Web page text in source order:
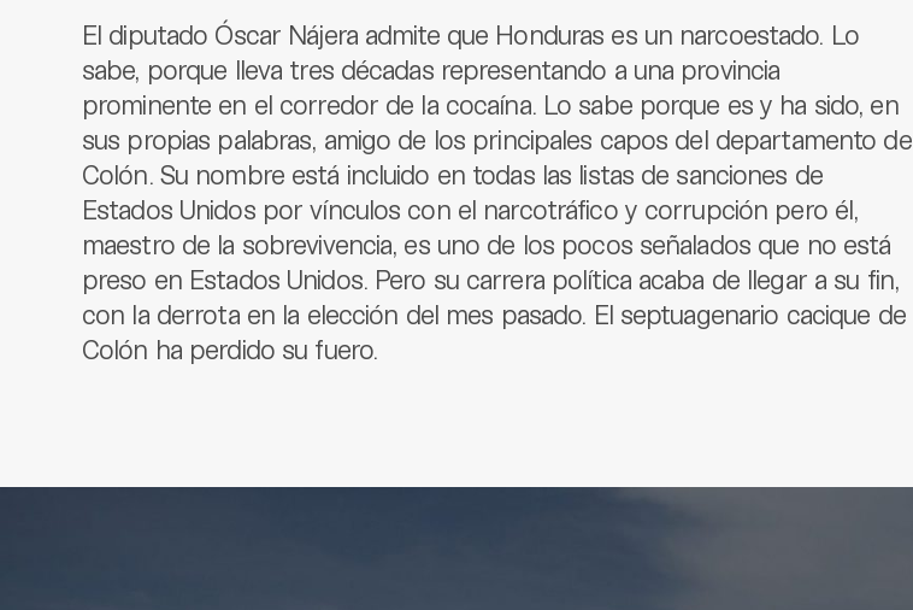
El diputado Óscar Nájera admite que Honduras es un narcoestado. Lo
sabe, porque lleva tres décadas representando a una provincia
prominente en el corredor de la cocaína. Lo sabe porque es y ha sido, en
sus propias palabras, amigo de los principales capos del departamento de
Colón. Su nombre está incluido en todas las listas de sanciones de
Estados Unidos por vínculos con el narcotráfico y corrupción pero él,
maestro de la sobrevivencia, es uno de los pocos señalados que no está
preso en Estados Unidos. Pero su carrera política acaba de llegar a su fin,
con la derrota en la elección del mes pasado. El septuagenario cacique de
Colón ha perdido su fuero.